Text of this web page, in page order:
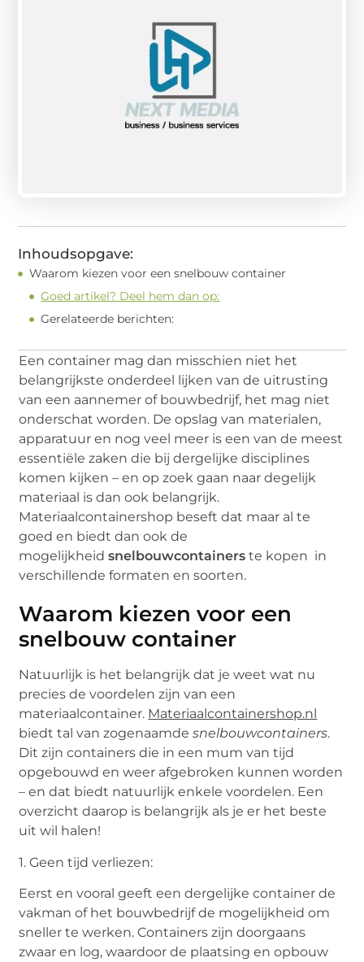
Inhoudsopgave:
Waarom kiezen voor een snelbouw container
Goed artikel? Deel hem dan op:
Gerelateerde berichten:
Een container mag dan misschien niet het
belangrijkste onderdeel lijken van de uitrusting
van een aannemer of bouwbedrijf, het mag niet
onderschat worden. De opslag van materialen,
apparatuur en nog veel meer is een van de meest
essentiële zaken die bij dergelijke disciplines
komen kijken – en op zoek gaan naar degelijk
materiaal is dan ook belangrijk.
Materiaalcontainershop beseft dat maar al te
goed en biedt dan ook de
mogelijkheidsnelbouwcontainers te kopen in
verschillende formaten en soorten.
Waarom kiezen voor een
snelbouw container
Natuurlijk is het belangrijk dat je weet wat nu
precies de voordelen zijn van een
materiaalcontainer. Materiaalcontainershop.nl
biedt tal van zogenaamdesnelbouwcontainers.
Dit zijn containers die in een mum van tijd
opgebouwd en weer afgebroken kunnen worden
– en dat biedt natuurlijk enkele voordelen. Een
overzicht daarop is belangrijk als je er het beste
uit wil halen!
1. Geen tijd verliezen:
Eerst en vooral geeft een dergelijke container de
vakman of het bouwbedrijf de mogelijkheid om
sneller te werken. Containers zijn doorgaans
zwaar en log, waardoor de plaatsing en opbouw